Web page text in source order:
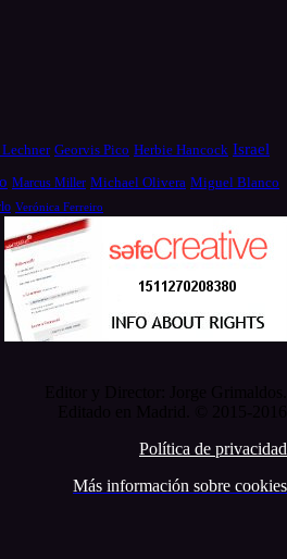
Georvis Pico Herbie Hancock Israel
Marcus Miller Michael Olivera Miguel Blanco
Verónica Ferreiro
Política de privacidad
Más información sobre cookies